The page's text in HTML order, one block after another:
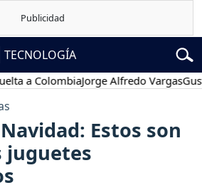
TECNOLOGÍA
ColombiaJorge Alfredo VargasGustavo
Estos son
juguetes